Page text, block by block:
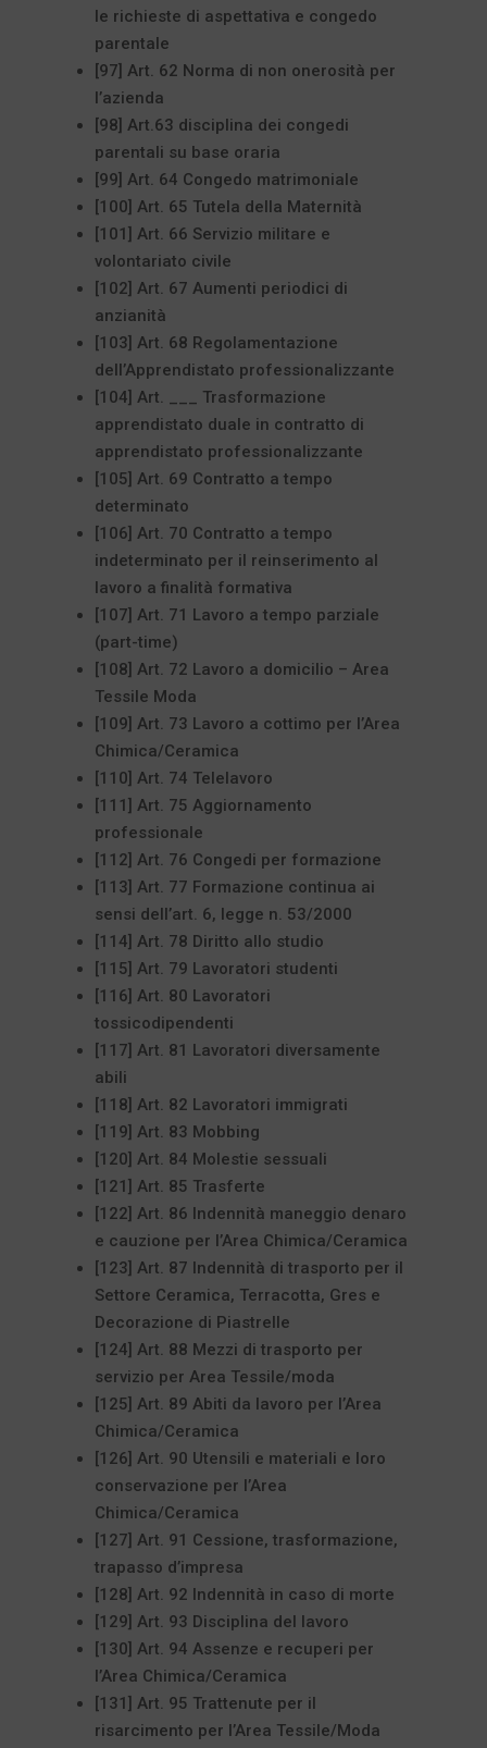
le richieste di aspettativa e congedo
parentale
[97] Art. 62 Norma di non onerosità per
l’azienda
[98] Art.63 disciplina dei congedi
parentali su base oraria
[99] Art. 64 Congedo matrimoniale
[100] Art. 65 Tutela della Maternità
[101] Art. 66 Servizio militare e
volontariato civile
[102] Art. 67 Aumenti periodici di
anzianità
[103] Art. 68 Regolamentazione
dell’Apprendistato professionalizzante
[104] Art. ___ Trasformazione
apprendistato duale in contratto di
apprendistato professionalizzante
[105] Art. 69 Contratto a tempo
determinato
[106] Art. 70 Contratto a tempo
indeterminato per il reinserimento al
lavoro a finalità formativa
[107] Art. 71 Lavoro a tempo parziale
(part-time)
[108] Art. 72 Lavoro a domicilio – Area
Tessile Moda
[109] Art. 73 Lavoro a cottimo per l’Area
Chimica/Ceramica
[110] Art. 74 Telelavoro
[111] Art. 75 Aggiornamento
professionale
[112] Art. 76 Congedi per formazione
[113] Art. 77 Formazione continua ai
sensi dell’art. 6, legge n. 53/2000
[114] Art. 78 Diritto allo studio
[115] Art. 79 Lavoratori studenti
[116] Art. 80 Lavoratori
tossicodipendenti
[117] Art. 81 Lavoratori diversamente
abili
[118] Art. 82 Lavoratori immigrati
[119] Art. 83 Mobbing
[120] Art. 84 Molestie sessuali
[121] Art. 85 Trasferte
[122] Art. 86 Indennità maneggio denaro
e cauzione per l’Area Chimica/Ceramica
[123] Art. 87 Indennità di trasporto per il
Settore Ceramica, Terracotta, Gres e
Decorazione di Piastrelle
[124] Art. 88 Mezzi di trasporto per
servizio per Area Tessile/moda
[125] Art. 89 Abiti da lavoro per l’Area
Chimica/Ceramica
[126] Art. 90 Utensili e materiali e loro
conservazione per l’Area
Chimica/Ceramica
[127] Art. 91 Cessione, trasformazione,
trapasso d’impresa
[128] Art. 92 Indennità in caso di morte
[129] Art. 93 Disciplina del lavoro
[130] Art. 94 Assenze e recuperi per
l’Area Chimica/Ceramica
[131] Art. 95 Trattenute per il
risarcimento per l’Area Tessile/Moda